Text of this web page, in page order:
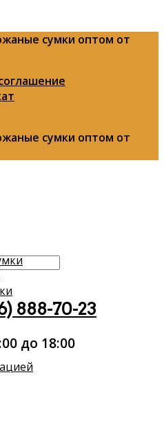
сумки оптом от
сумки оптом от
888-70-23
до 18:00